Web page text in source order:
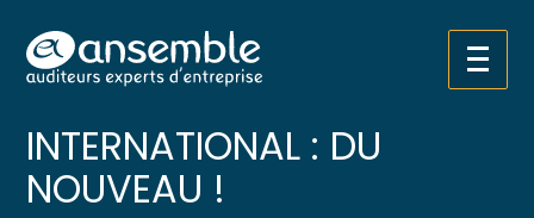
Aller
au
Créer et reprendre une activité
Gérer votre quotidien
Piloter votre entreprise
Pilotez votre gestion
Suivre votre comptabilité
Gérer vos ressources humaines
VOLONTARIAT
INTERNATIONAL : DU
NOUVEAU !